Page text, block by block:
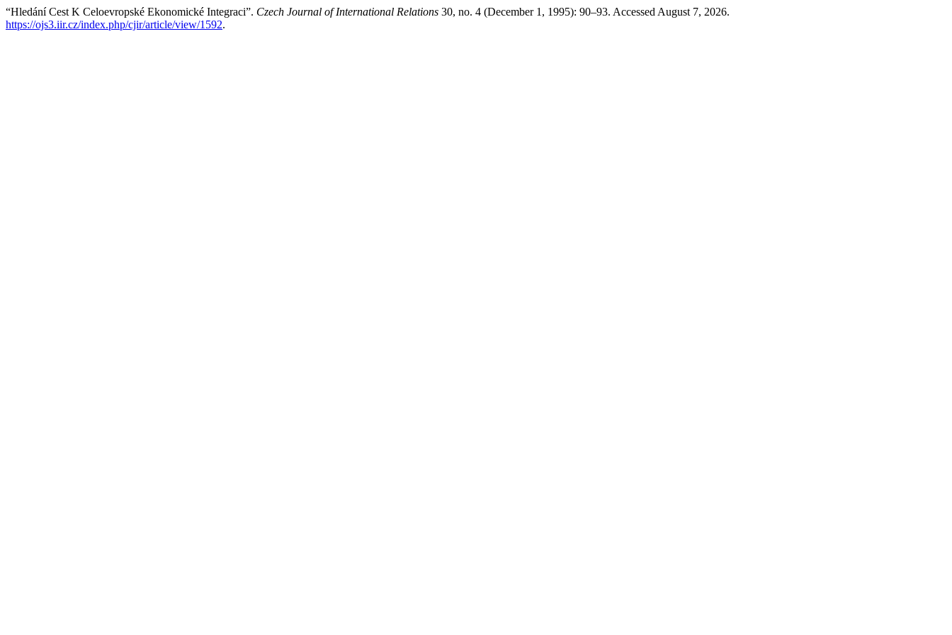
“Hledání Cest K Celoevropské Ekonomické Integraci”. Czech Journal of International Relations 30, no. 4 (December 1, 1995): 90–93. Accessed August 7, 2026.
https://ojs3.iir.cz/index.php/cjir/article/view/1592.